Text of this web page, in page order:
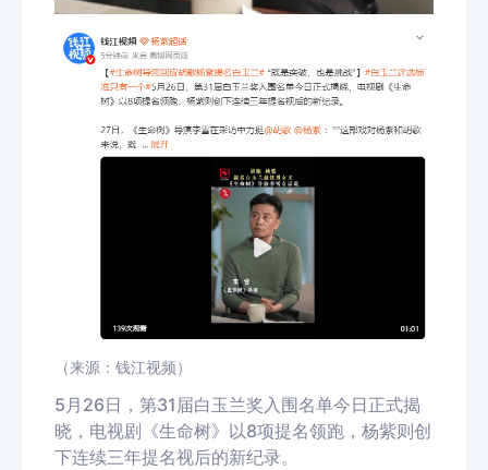
（来源：钱江视频）
5月26日，第31届白玉兰奖入围名单今日正式揭
晓，电视剧《生命树》以8项提名领跑，杨紫则创
下连续三年提名视后的新纪录。